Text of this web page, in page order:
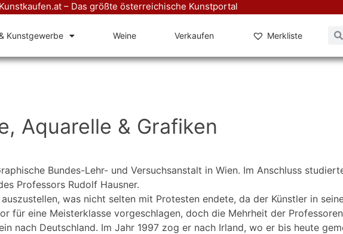
Kunstkaufen.at – Das größte österreichische Kunstportal
Kunstgewerbe Weine Verkaufen Merkliste
Aquarelle & Grafiken
Bundes-Lehr- und Versuchsanstalt in Wien. Im Anschluss
Professors Rudolf Hausner.
was nicht selten mit Protesten endete, da der Künstler in
für eine Meisterklasse vorgeschlagen, doch die Mehrheit der
nach Deutschland. Im Jahr 1997 zog er nach Irland, wo er bis heute